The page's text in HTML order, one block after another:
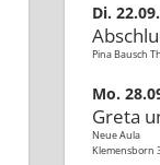
(Best-Of)
Di.
Pina Bausch
Mo.
Greta
Neue Aula
Klemensborn